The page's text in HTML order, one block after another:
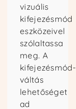
vizuális
kifejezésmód
eszközeivel
szólaltassa
meg. A
kifejezésmód-
váltás
lehetőséget
ad